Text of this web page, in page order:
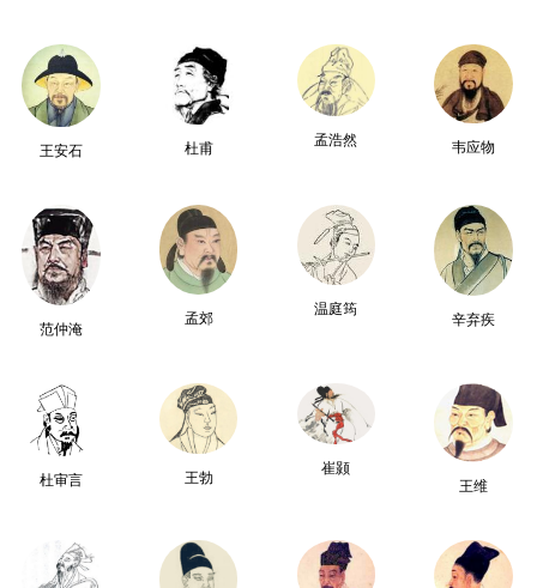
王安石 杜甫
孟浩然 韦应物
范仲淹
孟郊
温庭筠
辛弃疾
杜审言 王勃
崔颢
王维